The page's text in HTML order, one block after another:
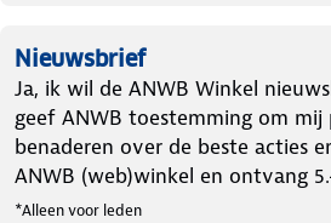
Nieuwsbrief
Ja, ik wil de ANWB Winkel
geef ANWB toestemming om
benaderen over de beste acties
ANWB (web)winkel en ontvang
*Alleen voor leden